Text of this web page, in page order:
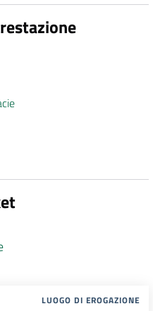
LUOGO DI EROGAZIONE